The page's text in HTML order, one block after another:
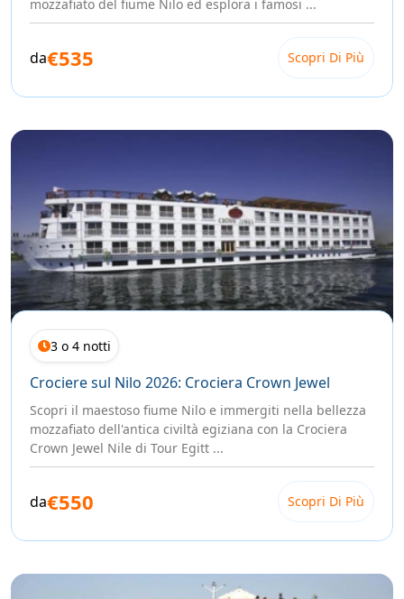
Qualunque sia la tua preferenza, trovi tutto nel nostro
catalogo completo.
Non Sai da Dove Iniziare?
Compila il modulo qui sotto. Un nostro esperto ti contatterà
Il Nilo ti aspetta. Lascia che sia lui a raccontarti l'Egitto.
mozzafiato del fiume Nilo ed esplora i famosi ...
da€535 Scopri Di Più
3 o 4 notti
Crociere sul Nilo 2026: Crociera Crown Jewel
Scopri il maestoso fiume Nilo e immergiti nella bellezza
mozzafiato dell'antica civiltà egiziana con la Crociera
Crown Jewel Nile di Tour Egitt ...
da€550 Scopri Di Più